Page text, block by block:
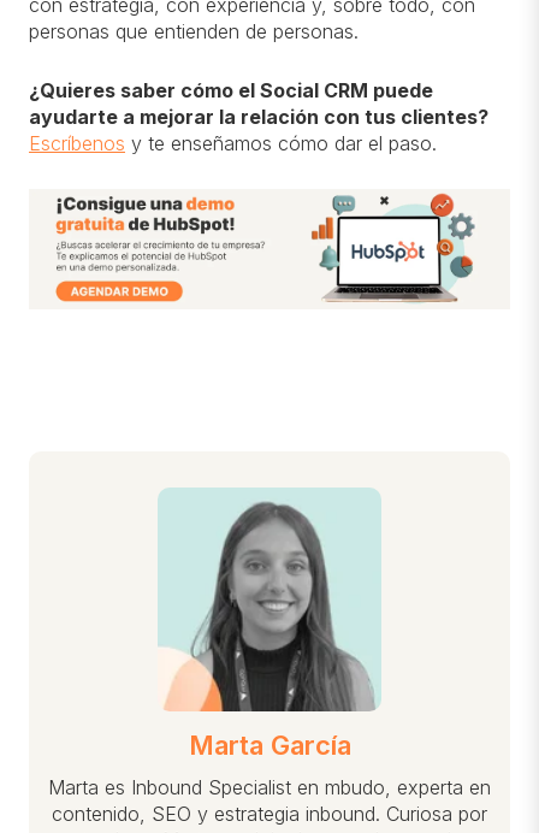
con estrategia, con experiencia y, sobre todo, con
personas que entienden de personas.
¿Quieres saber cómo el Social CRM puede
ayudarte a mejorar la relación con tus clientes?
Escríbenos y te enseñamos cómo dar el paso.
Marta García
Marta es Inbound Specialist en mbudo, experta en
contenido, SEO y estrategia inbound. Curiosa por